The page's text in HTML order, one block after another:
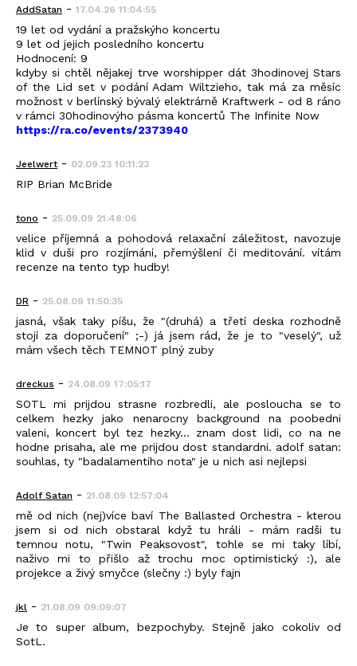
AddSatan - 17.04.26 11:04:55
19 let od vydání a pražskýho koncertu
9 let od jejich posledního koncertu
Hodnocení: 9
kdyby si chtěl nějakej trve worshipper dát 3hodinovej Stars
of the Lid set v podání Adam Wiltzieho, tak má za měsíc
možnost v berlínský bývalý elektrárně Kraftwerk - od 8 ráno
v rámci 30hodinovýho pásma koncertů The Infinite Now
https://ra.co/events/2373940
Jeelwert- 02.09.23 10:11:23
RIP Brian McBride
tono - 25.09.09 21:48:06
velice příjemná a pohodová relaxační záležitost, navozuje
klid v duši pro rozjímání, přemýšlení či meditování. vítám
recenze na tento typ hudby!
DR - 25.08.09 11:50:35
jasná, však taky píšu, že "(druhá) a třetí deska rozhodně
stojí za doporučení" ;-) já jsem rád, že je to "veselý", už
mám všech těch TEMNOT plný zuby
dreckus - 24.08.09 17:05:17
SOTL mi prijdou strasne rozbredli, ale posloucha se to
celkem hezky jako nenarocny background na poobedni
valeni, koncert byl tez hezky... znam dost lidi, co na ne
hodne prisaha, ale me prijdou dost standardni. adolf satan:
souhlas, ty "badalamentiho nota" je u nich asi nejlepsi
Adolf Satan - 21.08.09 12:57:04
mě od nich (nej)více baví The Ballasted Orchestra - kterou
jsem si od nich obstaral když tu hráli - mám radši tu
temnou notu, "Twin Peaksovost", tohle se mi taky líbí,
naživo mi to přišlo až trochu moc optimistický :), ale
projekce a živý smyčce (slečny :) byly fajn
jkl - 21.08.09 09:09:07
Je to super album, bezpochyby. Stejně jako cokoliv od
SotL.